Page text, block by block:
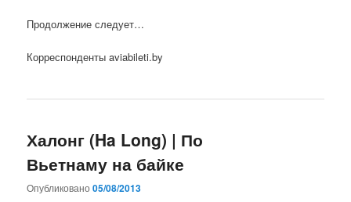
Продолжение следует…
Корреспонденты aviabileti.by
Халонг (Ha Long) | По
Вьетнаму на байке
Опубликовано05/08/2013